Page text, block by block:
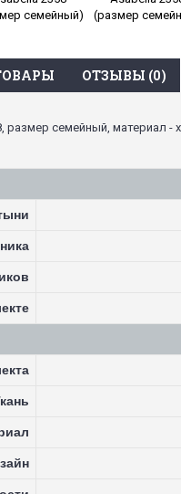
ОТЗЫВЫ (0)
размер семейный, материал -